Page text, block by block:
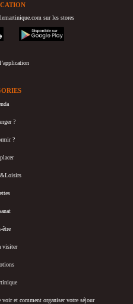
sur les stores
googleplay
?
?
être
visiter
et comment organiser votre séjour